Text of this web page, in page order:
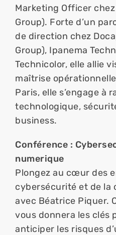
Marketing Officer
Group). Forte d’un
de direction chez
Group), Ipanema
Technicolor, elle allie
maîtrise
Paris, elle s’engage à
technologique,
business.
Conférence :
numerique
Plongez au cœur des
cybersécurité et de la
avec Béatrice Piquer.
vous donnera les clés
anticiper les risques